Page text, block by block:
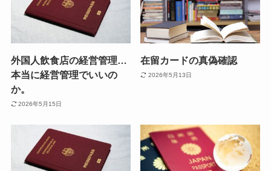
外国人飲食店の経営管理…
本当に経営管理でいいの
か。
2026年5月15日
在留カードの真偽確認
2026年5月13日